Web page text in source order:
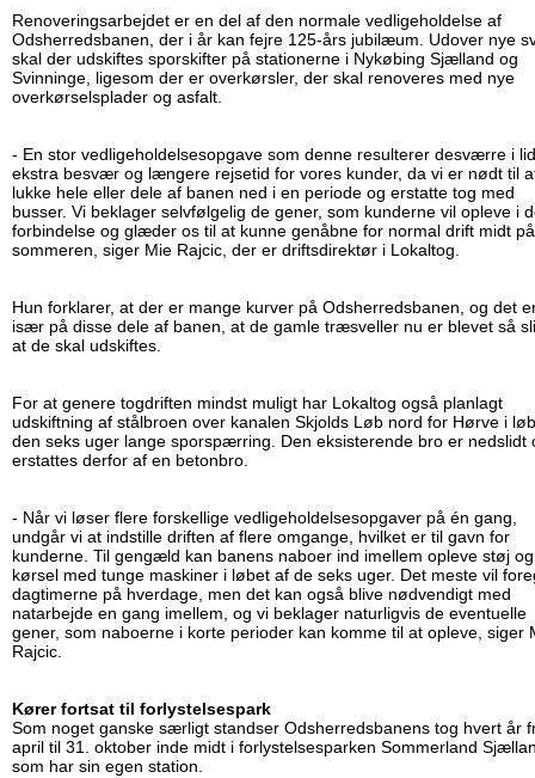
Renoveringsarbejdet er en del af den normale vedligeholdelse af
Odsherredsbanen, der i år kan fejre 125-års jubilæum. Udover nye
skal der udskiftes sporskifter på stationerne i Nykøbing Sjælland og
Svinninge, ligesom der er overkørsler, der skal renoveres med nye
overkørselsplader og asfalt.
- En stor vedligeholdelsesopgave som denne resulterer desværre i
ekstra besvær og længere rejsetid for vores kunder, da vi er nødt til
lukke hele eller dele af banen ned i en periode og erstatte tog med
busser. Vi beklager selvfølgelig de gener, som kunderne vil opleve i
forbindelse og glæder os til at kunne genåbne for normal drift midt på
sommeren, siger Mie Rajcic, der er driftsdirektør i Lokaltog.
Hun forklarer, at der er mange kurver på Odsherredsbanen, og det
især på disse dele af banen, at de gamle træsveller nu er blevet så
at de skal udskiftes.
For at genere togdriften mindst muligt har Lokaltog også planlagt
udskiftning af stålbroen over kanalen Skjolds Løb nord for Hørve i
den seks uger lange sporspærring. Den eksisterende bro er nedslidt
erstattes derfor af en betonbro.
- Når vi løser flere forskellige vedligeholdelsesopgaver på én gang,
undgår vi at indstille driften af flere omgange, hvilket er til gavn for
kunderne. Til gengæld kan banens naboer ind imellem opleve støj og
kørsel med tunge maskiner i løbet af de seks uger. Det meste vil
dagtimerne på hverdage, men det kan også blive nødvendigt med
natarbejde en gang imellem, og vi beklager naturligvis de eventuelle
gener, som naboerne i korte perioder kan komme til at opleve, siger
Rajcic.
Kører fortsat til forlystelsespark
Som noget ganske særligt standser Odsherredsbanens tog hvert år
april til 31. oktober inde midt i forlystelsesparken Sommerland
som har sin egen station.